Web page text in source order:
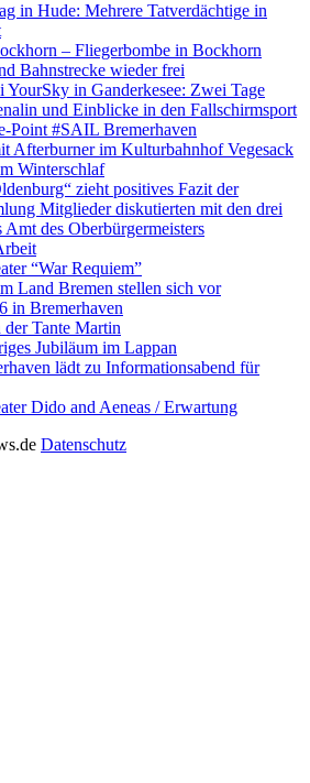
in Hude: Mehrere Tatverdächtige in
– Fliegerbombe in Bockhorn
Bahnstrecke wieder frei
YourSky in Ganderkesee: Zwei Tage
und Einblicke in den Fallschirmsport
Point #SAIL Bremerhaven
Afterburner im Kulturbahnhof Vegesack
Winterschlaf
zieht positives Fazit der
Mitglieder diskutierten mit den drei
des Oberbürgermeisters
“War Requiem”
Land Bremen stellen sich vor
in Bremerhaven
Tante Martin
Jubiläum im Lappan
lädt zu Informationsabend für
Dido and Aeneas / Erwartung
Datenschutz